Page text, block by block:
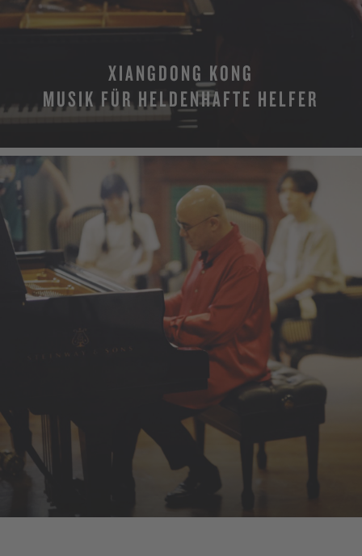
XIANGDONG KONG
MUSIK FÜR HELDENHAFTE HELFER